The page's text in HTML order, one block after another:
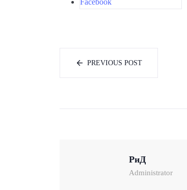
Facebook
PREVIOUS POST
РиД
Administrator